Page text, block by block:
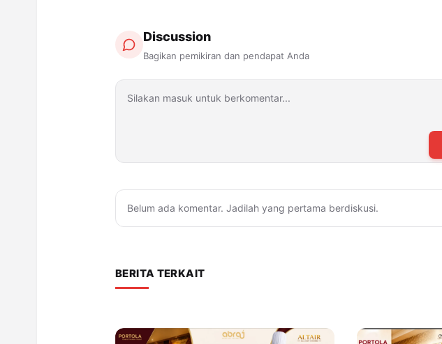
Discussion
Bagikan pemikiran dan pendapat Anda
Belum ada komentar. Jadilah yang pertama berdiskusi.
BERITA TERKAIT